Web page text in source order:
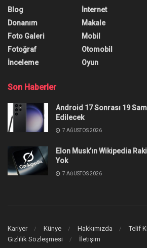
Blog
Donanım
Foto Galeri
Fotoğraf
İnceleme
İnternet
Makale
Mobil
Otomobil
Oyun
Son Haberler
Android 17 Sonrası 19
Edilecek
7 AĞUSTOS 2026
Elon Musk’ın Wikipedia
Yok
7 AĞUSTOS 2026
Kariyer Künye Hakkımızda
Telif
Gizlilik Sözleşmesi
İletişim